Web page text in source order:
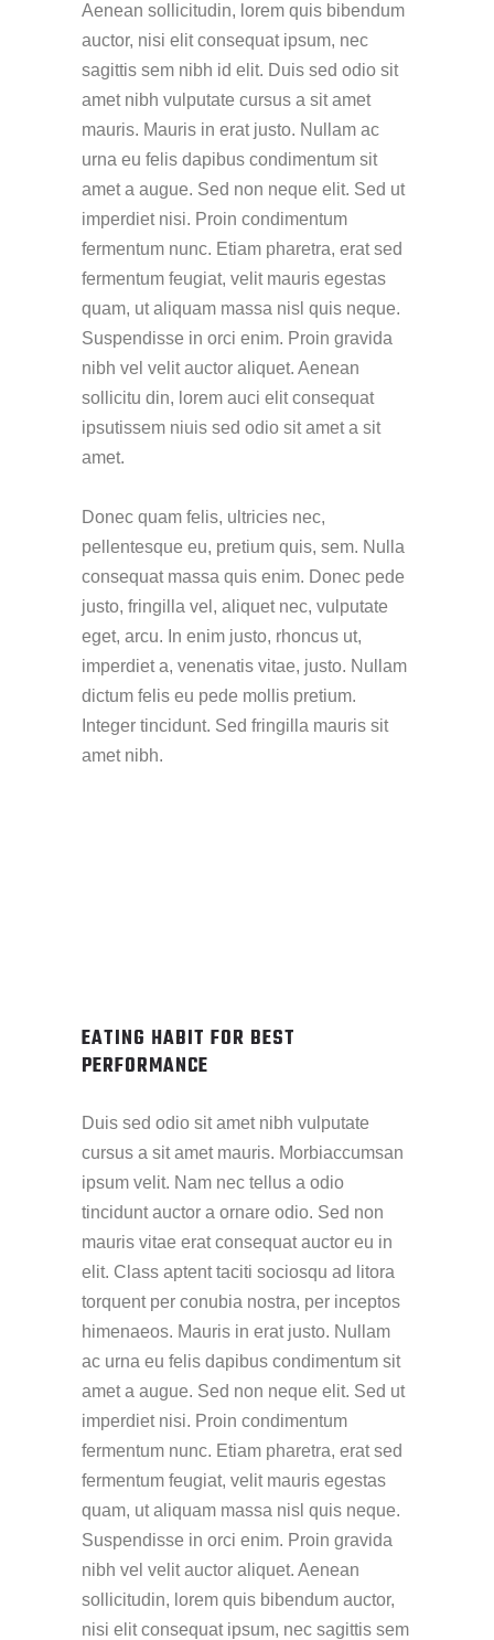
Aenean sollicitudin, lorem quis bibendum
auctor, nisi elit consequat ipsum, nec
sagittis sem nibh id elit. Duis sed odio sit
amet nibh vulputate cursus a sit amet
mauris. Mauris in erat justo. Nullam ac
urna eu felis dapibus condimentum sit
amet a augue. Sed non neque elit. Sed ut
imperdiet nisi. Proin condimentum
fermentum nunc. Etiam pharetra, erat sed
fermentum feugiat, velit mauris egestas
quam, ut aliquam massa nisl quis neque.
Suspendisse in orci enim. Proin gravida
nibh vel velit auctor aliquet. Aenean
sollicitu din, lorem auci elit consequat
ipsutissem niuis sed odio sit amet a sit
amet.
Donec quam felis, ultricies nec,
pellentesque eu, pretium quis, sem. Nulla
consequat massa quis enim. Donec pede
justo, fringilla vel, aliquet nec, vulputate
eget, arcu. In enim justo, rhoncus ut,
imperdiet a, venenatis vitae, justo. Nullam
dictum felis eu pede mollis pretium.
Integer tincidunt. Sed fringilla mauris sit
amet nibh.
EATING HABIT FOR BEST
PERFORMANCE
Duis sed odio sit amet nibh vulputate
cursus a sit amet mauris. Morbiaccumsan
ipsum velit. Nam nec tellus a odio
tincidunt auctor a ornare odio. Sed non
mauris vitae erat consequat auctor eu in
elit. Class aptent taciti sociosqu ad litora
torquent per conubia nostra, per inceptos
himenaeos. Mauris in erat justo. Nullam
ac urna eu felis dapibus condimentum sit
amet a augue. Sed non neque elit. Sed ut
imperdiet nisi. Proin condimentum
fermentum nunc. Etiam pharetra, erat sed
fermentum feugiat, velit mauris egestas
quam, ut aliquam massa nisl quis neque.
Suspendisse in orci enim. Proin gravida
nibh vel velit auctor aliquet. Aenean
sollicitudin, lorem quis bibendum auctor,
nisi elit consequat ipsum, nec sagittis sem